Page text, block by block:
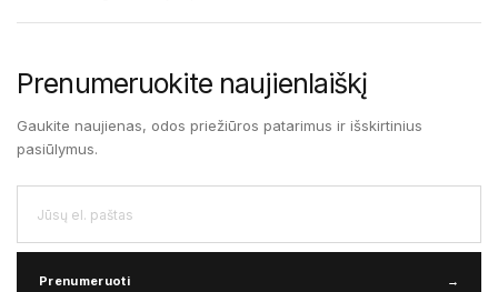
Prenumeruokite naujienlaiškį
Gaukite naujienas, odos priežiūros patarimus ir išskirtinius
pasiūlymus.
Prenumeruoti →